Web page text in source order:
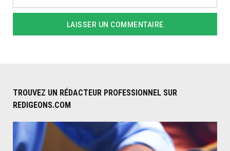
TROUVEZ UN RÉDACTEUR PROFESSIONNEL SUR
REDIGEONS.COM